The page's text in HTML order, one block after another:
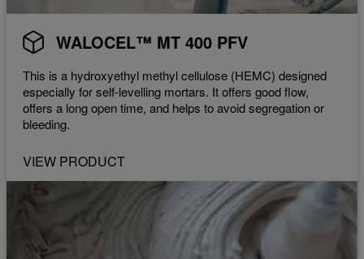
WALOCEL™ MT 400 PFV
This is a hydroxyethyl methyl cellulose (HEMC) designed
especially for self-levelling mortars. It offers good flow,
offers a long open time, and helps to avoid segregation or
bleeding.
VIEW PRODUCT